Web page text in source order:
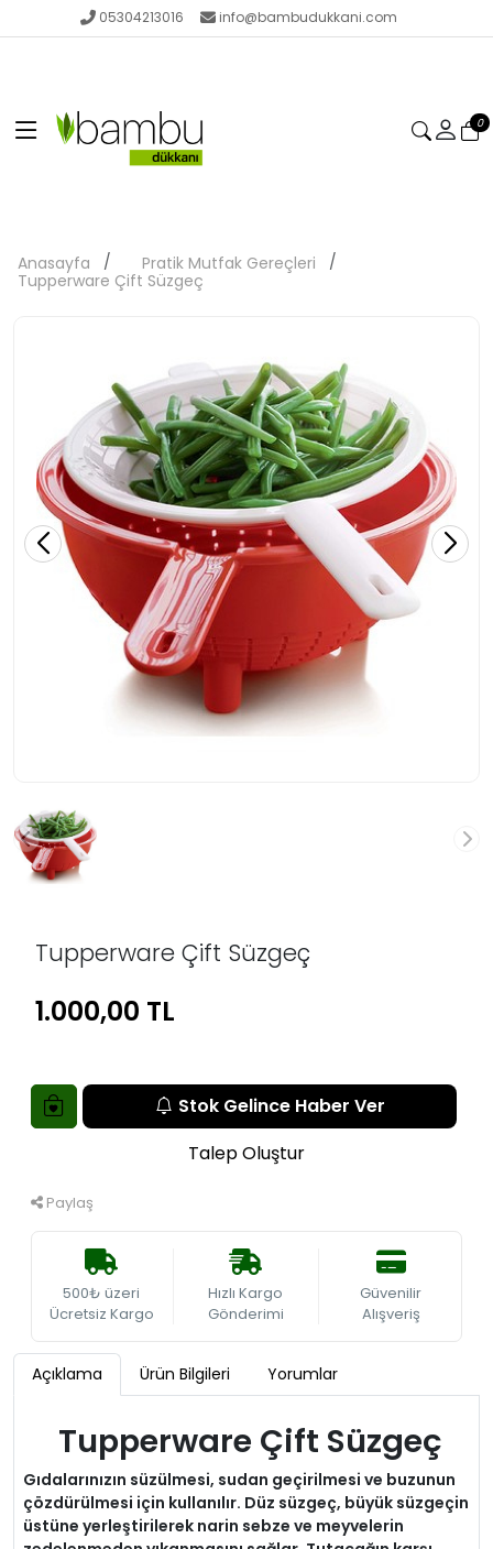
05304213016 info@bambudukkani.com
0
Anasayfa
Pratik Mutfak Gereçleri
Tupperware Çift Süzgeç
Tupperware Çift Süzgeç
1.000,00 TL
Stok Gelince Haber Ver
Talep Oluştur
Paylaş
500₺ üzeri
Ücretsiz Kargo
Hızlı Kargo
Gönderimi
Güvenilir
Alışveriş
Açıklama Ürün Bilgileri Yorumlar
Tupperware Çift Süzgeç
Gıdalarınızın süzülmesi, sudan geçirilmesi ve buzunun
çözdürülmesi için kullanılır. Düz süzgeç, büyük süzgeçin
üstüne yerleştirilerek narin sebze ve meyvelerin